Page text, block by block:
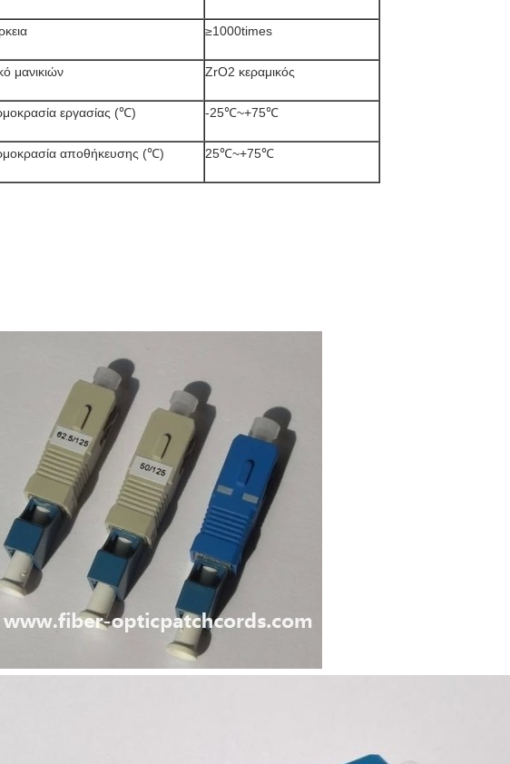
≥1000times
μανικιών ZrO2 κεραμικός
εργασίας (℃) -25℃~+75℃
αποθήκευσης (℃) 25℃~+75℃